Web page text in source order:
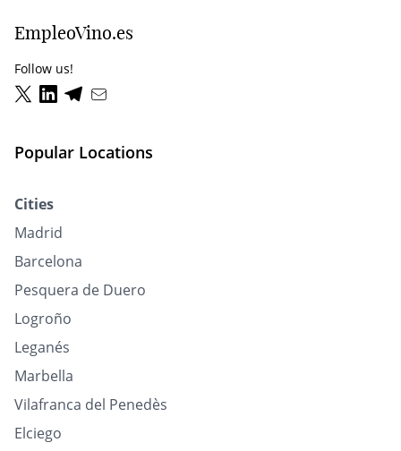
EmpleoVino.es
Follow us!
Popular Locations
Cities
Madrid
Barcelona
Pesquera de Duero
Logroño
Leganés
Marbella
Vilafranca del Penedès
Elciego